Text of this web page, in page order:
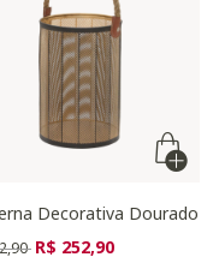
Decorativa Dourado
reduzido de
para
R$ 252,90